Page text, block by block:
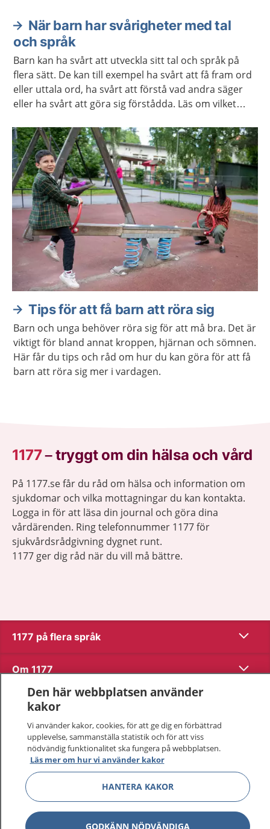
När barn har svårigheter med tal
och språk
Barn kan ha svårt att utveckla sitt tal och språk på
flera sätt. De kan till exempel ha svårt att få fram ord
eller uttala ord, ha svårt att förstå vad andra säger
eller ha svårt att göra sig förstådda. Läs om vilket
Tips för att få barn att röra sig
Barn och unga behöver röra sig för att må bra. Det är
viktigt för bland annat kroppen, hjärnan och sömnen.
Här får du tips och råd om hur du kan göra för att få
barn att röra sig mer i vardagen.
1177–tryggt om din hälsa och vård
På 1177.se får du råd om hälsa och information om
sjukdomar och vilka mottagningar du kan kontakta.
Logga in för att läsa din journal och göra dina
vårdärenden. Ring telefonnummer 1177 för
sjukvårdsrådgivning dygnet runt.
1177 ger dig råd när du vill må bättre.
1177 på flera språk Visa
Om 1177 Visa
Kontakt
Behandling av personuppgifter
Hantering av kakor
Inställningar för kakor
Den här webbplatsen använder
kakor
Vi använder kakor, cookies, för att ge dig en förbättrad
upplevelse, sammanställa statistik och för att viss
nödvändig funktionalitet ska fungera på webbplatsen.
Läs mer om hur vi använder kakor
HANTERA KAKOR
GODKÄNN NÖDVÄNDIGA